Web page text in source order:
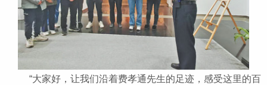
“大家好，让我们沿着费孝通先生的足迹，感受这里的百